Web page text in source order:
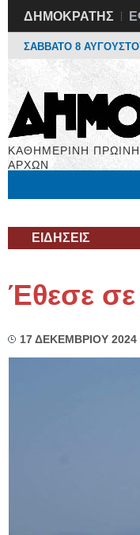
ΔΗΜΟΚΡΑΤΗΣ
ΣΑΒΒΑΤΟ 8
ΚΑΘΗΜΕΡΙΝΗ
ΑΡΧΩΝ
ΕΙΔΗΣΕΙΣ
Έθεσε
17 ΔΕΚΕΜΒΡΙΟΥ 2024